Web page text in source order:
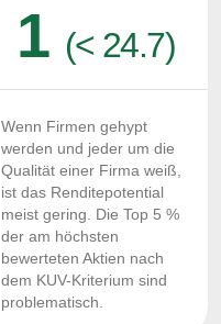
1 (< 24.7)
Wenn Firmen gehypt
werden und jeder um die
Qualität einer Firma weiß,
ist das Renditepotential
meist gering. Die Top 5 %
der am höchsten
bewerteten Aktien nach
dem KUV-Kriterium sind
problematisch.